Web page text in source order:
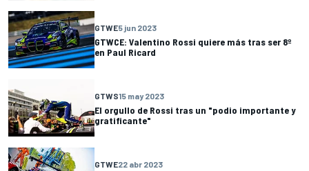
GTWE5 jun 2023
GTWCE: Valentino Rossi quiere más tras ser 8º
en Paul Ricard
GTWS15 may 2023
El orgullo de Rossi tras un "podio importante y
gratificante"
GTWE22 abr 2023